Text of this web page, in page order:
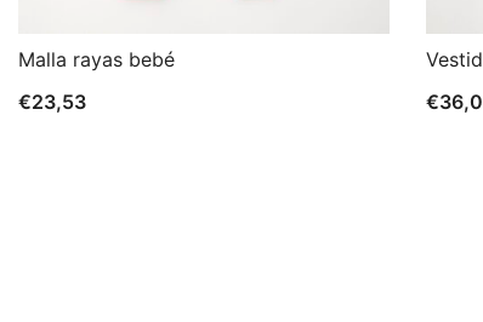
Malla rayas bebé
€23,53
€